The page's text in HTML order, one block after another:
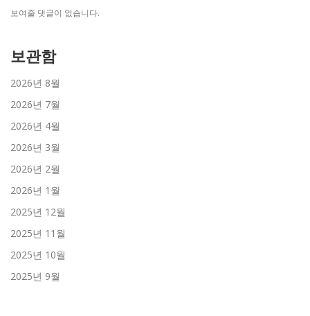
보여줄 댓글이 없습니다.
보관함
2026년 8월
2026년 7월
2026년 4월
2026년 3월
2026년 2월
2026년 1월
2025년 12월
2025년 11월
2025년 10월
2025년 9월